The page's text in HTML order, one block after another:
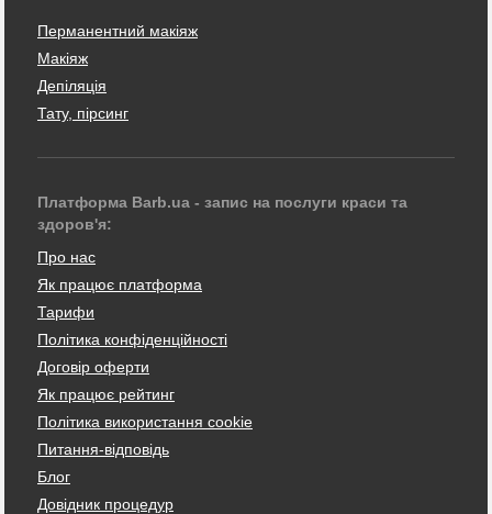
Перманентний макіяж
Макіяж
Депіляція
Тату, пірсинг
Платформа Barb.ua - запис на послуги краси та
здоров'я:
Про нас
Як працює платформа
Тарифи
Політика конфіденційності
Договір оферти
Як працює рейтинг
Політика використання cookie
Питання-відповідь
Блог
Довідник процедур